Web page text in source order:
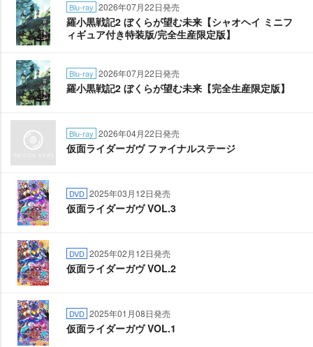
Blu-ray 2026年07月22日発売
羅小黒戦記2 ぼくらが望む未来【シャオヘイ ミニフ
ィギュア付き特装版/完全生産限定版】
Blu-ray 2026年07月22日発売
羅小黒戦記2 ぼくらが望む未来【完全生産限定版】
Blu-ray 2026年04月22日発売
仮面ライダーガヴ ファイナルステージ
DVD 2025年03月12日発売
仮面ライダーガヴ VOL.3
DVD 2025年02月12日発売
仮面ライダーガヴ VOL.2
DVD 2025年01月08日発売
仮面ライダーガヴ VOL.1